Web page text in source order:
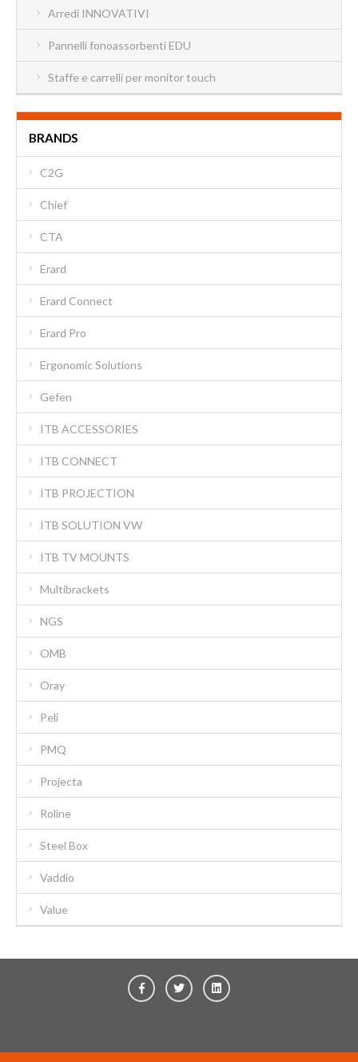
Arredi INNOVATIVI
Pannelli fonoassorbenti EDU
Staffe e carrelli per monitor touch
BRANDS
C2G
Chief
CTA
Erard
Erard Connect
Erard Pro
Ergonomic Solutions
Gefen
ITB ACCESSORIES
ITB CONNECT
ITB PROJECTION
ITB SOLUTION VW
ITB TV MOUNTS
Multibrackets
NGS
OMB
Oray
Peli
PMQ
Projecta
Roline
Steel Box
Vaddio
Value